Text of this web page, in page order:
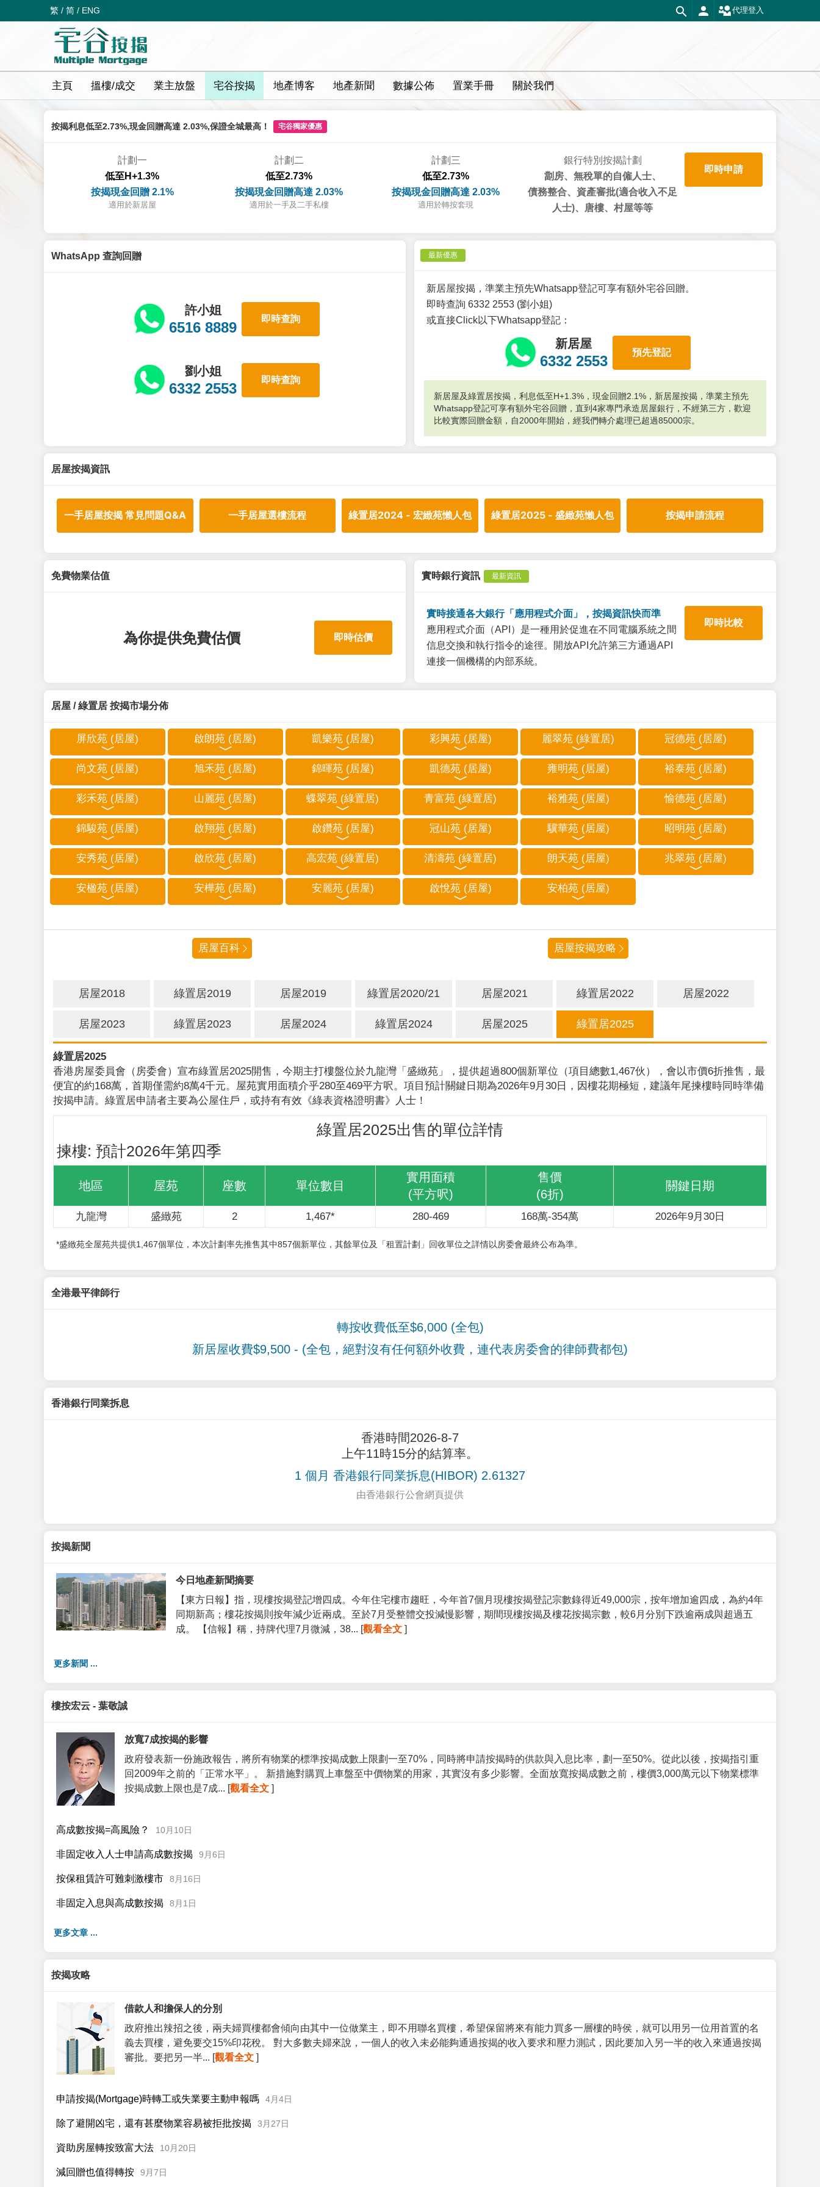
繁 / 简 / ENG 代理登入
主頁 搵樓/成交 業主放盤 宅谷按揭 地產博客 地產新聞 數據公佈 置業手冊 關於我們
按揭利息低至2.73%,現金回贈高達 2.03%,保證全城最高！ 宅谷獨家優惠
計劃一
低至H+1.3%
按揭現金回贈 2.1%
適用於新居屋
計劃二
低至2.73%
按揭現金回贈高達 2.03%
適用於一手及二手私樓
計劃三
低至2.73%
按揭現金回贈高達 2.03%
適用於轉按套現
銀行特別按揭計劃
劏房、無稅單的自僱人士、
債務整合、資產審批(適合收入不足
人士)、唐樓、村屋等等
即時申請
WhatsApp 查詢回贈
許小姐
6516 8889
即時查詢
劉小姐
6332 2553
即時查詢
最新優惠
新居屋按揭，準業主預先Whatsapp登記可享有額外宅谷回贈。
即時查詢 6332 2553 (劉小姐)
或直接Click以下Whatsapp登記：
新居屋
6332 2553
預先登記
新居屋及綠置居按揭，利息低至H+1.3%，現金回贈2.1%，新居屋按揭，準業主預先
Whatsapp登記可享有額外宅谷回贈，直到4家專門承造居屋銀行，不經第三方，歡迎
比較實際回贈金額，自2000年開始，經我們轉介處理已超過85000宗。
居屋按揭資訊
一手居屋按揭 常見問題Q&A 一手居屋選樓流程 綠置居2024 - 宏緻苑懶人包 綠置居2025 - 盛緻苑懶人包 按揭申請流程
免費物業估值
為你提供免費估價 即時估價
實時銀行資訊 最新資訊
實時接通各大銀行「應用程式介面」，按揭資訊快而準
應用程式介面（API）是一種用於促進在不同電腦系統之間
信息交換和執行指令的途徑。開放API允許第三方通過API
連接一個機構的内部系統。
即時比較
居屋 / 綠置居 按揭市場分佈
屏欣苑 (居屋) 啟朗苑 (居屋) 凱樂苑 (居屋) 彩興苑 (居屋) 麗翠苑 (綠置居) 冠德苑 (居屋)
尚文苑 (居屋) 旭禾苑 (居屋) 錦暉苑 (居屋) 凱德苑 (居屋) 雍明苑 (居屋) 裕泰苑 (居屋)
彩禾苑 (居屋) 山麗苑 (居屋) 蝶翠苑 (綠置居) 青富苑 (綠置居) 裕雅苑 (居屋) 愉德苑 (居屋)
錦駿苑 (居屋) 啟翔苑 (居屋) 啟鑽苑 (居屋) 冠山苑 (居屋) 驥華苑 (居屋) 昭明苑 (居屋)
安秀苑 (居屋) 啟欣苑 (居屋) 高宏苑 (綠置居) 清濤苑 (綠置居) 朗天苑 (居屋) 兆翠苑 (居屋)
安楹苑 (居屋) 安樺苑 (居屋) 安麗苑 (居屋) 啟悅苑 (居屋) 安柏苑 (居屋)
居屋百科 居屋按揭攻略
居屋2018 綠置居2019 居屋2019 綠置居2020/21 居屋2021 綠置居2022 居屋2022
居屋2023 綠置居2023 居屋2024 綠置居2024 居屋2025 綠置居2025
綠置居2025
香港房屋委員會（房委會）宣布綠置居2025開售，今期主打樓盤位於九龍灣「盛緻苑」，提供超過800個新單位（項目總數1,467伙），會以市價6折推售，最
便宜的約168萬，首期僅需約8萬4千元。屋苑實用面積介乎280至469平方呎。項目預計關鍵日期為2026年9月30日，因樓花期極短，建議年尾揀樓時同時準備
按揭申請。綠置居申請者主要為公屋住戶，或持有有效《綠表資格證明書》人士！
綠置居2025出售的單位詳情
揀樓: 預計2026年第四季
地區 屋苑 座數 單位數目
實用面積
(平方呎)
售價
(6折)
關鍵日期
九龍灣 盛緻苑 2 1,467* 280-469 168萬-354萬 2026年9月30日
*盛緻苑全屋苑共提供1,467個單位，本次計劃率先推售其中857個新單位，其餘單位及「租置計劃」回收單位之詳情以房委會最終公布為準。
全港最平律師行
轉按收費低至$6,000 (全包)
新居屋收費$9,500 - (全包，絕對沒有任何額外收費，連代表房委會的律師費都包)
香港銀行同業拆息
香港時間2026-8-7
上午11時15分的結算率。
1 個月 香港銀行同業拆息(HIBOR) 2.61327
由香港銀行公會網頁提供
按揭新聞
今日地產新聞摘要
【東方日報】指，現樓按揭登記增四成。今年住宅樓市趨旺，今年首7個月現樓按揭登記宗數錄得近49,000宗，按年增加逾四成，為約4年
同期新高；樓花按揭則按年減少近兩成。至於7月受整體交投減慢影響，期間現樓按揭及樓花按揭宗數，較6月分別下跌逾兩成與超過五
成。 【信報】稱，持牌代理7月微減，38... [觀看全文 ]
更多新聞 ...
樓按宏云 - 葉敬誠
放寬7成按揭的影響
政府發表新一份施政報告，將所有物業的標準按揭成數上限劃一至70%，同時將申請按揭時的供款與入息比率，劃一至50%。從此以後，按揭指引重
回2009年之前的「正常水平」。 新措施對購買上車盤至中價物業的用家，其實沒有多少影響。全面放寬按揭成數之前，樓價3,000萬元以下物業標準
按揭成數上限也是7成... [觀看全文 ]
高成數按揭=高風險？ 10月10日
非固定收入人士申請高成數按揭 9月6日
按保租賃許可難刺激樓市 8月16日
非固定入息與高成數按揭 8月1日
更多文章 ...
按揭攻略
借款人和擔保人的分別
政府推出辣招之後，兩夫婦買樓都會傾向由其中一位做業主，即不用聯名買樓，希望保留將來有能力買多一層樓的時侯，就可以用另一位用首置的名
義去買樓，避免要交15%印花稅。 對大多數夫婦來說，一個人的收入未必能夠通過按揭的收入要求和壓力測試，因此要加入另一半的收入來通過按揭
審批。要把另一半... [觀看全文 ]
申請按揭(Mortgage)時轉工或失業要主動申報嗎 4月4日
除了避開凶宅，還有甚麼物業容易被拒批按揭 3月27日
資助房屋轉按致富大法 10月20日
減回贈也值得轉按 9月7日